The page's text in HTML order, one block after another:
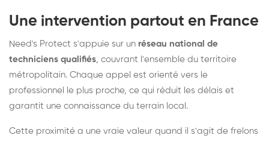
Une intervention partout en France
Need's Protect s'appuie sur un réseau national de
techniciens qualifiés, couvrant l'ensemble du territoire
métropolitain. Chaque appel est orienté vers le
professionnel le plus proche, ce qui réduit les délais et
garantit une connaissance du terrain local.
Cette proximité a une vraie valeur quand il s'agit de frelons